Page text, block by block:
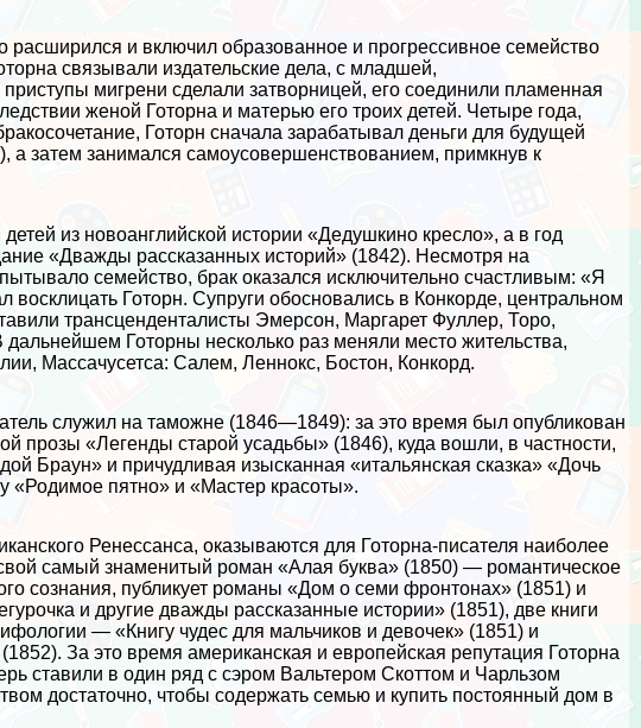
расширился и включил образованное и прогрессивное семейство
связывали издательские дела, с младшей,
мигрени сделали затворницей, его соединили пламенная
женой Готорна и матерью его троих детей. Четыре года,
Готорн сначала заpaбатывал деньги для будущей
затем занимался самоусовершенствованием, примкнув к
из новоанглийской истории «Дедушкино кресло», а в год
«Дважды рассказанных историй» (1842). Несмотря на
семейство, бpaк оказался исключительно счастливым: «Я
Готорн. Супруги обосновались в Конкорде, центральном
трaнcценденталисты Эмерсон, Маргарет Фуллер, Торо,
Готорны несколько раз меняли место жительства,
Массачусетса: Салем, Леннокс, Бостон, Конкорд.
служил на таможне (1846—1849): за это время был опубликован
прозы «Легенды старой усадьбы» (1846), куда вошли, в частности,
Браун» и причудливая изысканная «итальянская сказка» «Дочь
«Родимое пятно» и «Мастер красоты».
Ренессанса, оказываются для Готорна-писателя наиболее
самый знаменитый роман «Алая буква» (1850) — романтическое
сознания, публикует романы «Дом о семи фронтонах» (1851) и
и другие дважды рассказанные истории» (1851), две книги
— «Книгу чудес для мальчиков и девочек» (1851) и
За это время американская и европейская репутация Готорна
ставили в один ряд с сэром Вальтером Скоттом и Чарльзом
достаточно, чтобы содержать семью и купить постоянный дом в